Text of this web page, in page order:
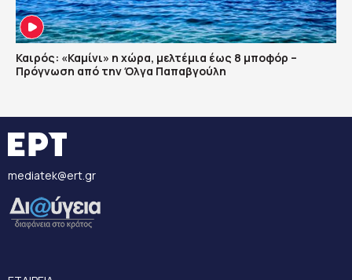
Καιρός: «Καμίνι» η χώρα, μελτέμια έως 8 μποφόρ –
Πρόγνωση από την Όλγα Παπαβγούλη
mediatek@ert.gr